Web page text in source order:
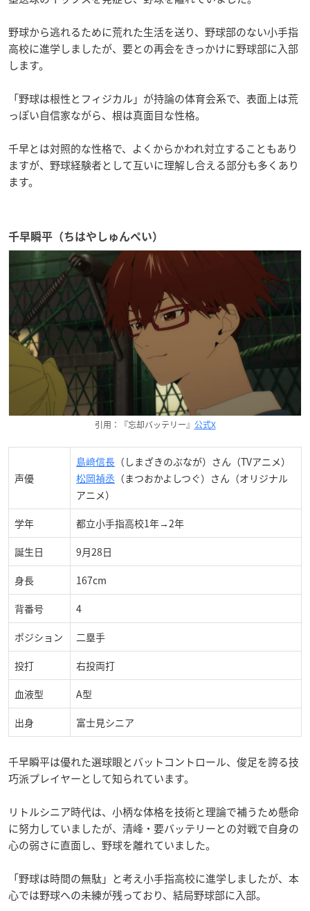
野球から逃れるために荒れた生活を送り、野球部のない小手指
高校に進学しましたが、要との再会をきっかけに野球部に入部
します。
「野球は根性とフィジカル」が持論の体育会系で、表面上は荒
っぽい自信家ながら、根は真面目な性格。
千早とは対照的な性格で、よくからかわれ対立することもあり
ますが、野球経験者として互いに理解し合える部分も多くあり
ます。
千早瞬平（ちはやしゅんぺい）
引用：『忘却バッテリー』 公式X
声優
島﨑信長 （しまざきのぶなが）さん（TVアニメ）
松岡禎丞 （まつおかよしつぐ）さん（オリジナル
アニメ）
学年 都立小手指高校1年→2年
誕生日 9月28日
身長 167cm
背番号 4
ポジション 二塁手
投打 右投両打
血液型 A型
出身 富士見シニア
千早瞬平は優れた選球眼とバットコントロール、俊足を誇る技
巧派プレイヤーとして知られています。
リトルシニア時代は、小柄な体格を技術と理論で補うため懸命
に努力していましたが、清峰・要バッテリーとの対戦で自身の
心の弱さに直面し、野球を離れていました。
「野球は時間の無駄」と考え小手指高校に進学しましたが、本
心では野球への未練が残っており、結局野球部に入部。